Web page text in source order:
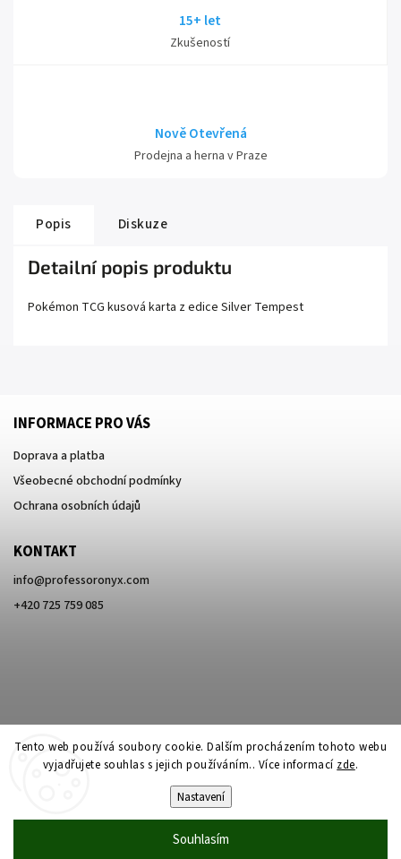
Tento web používá soubory cookie. Dalším procházením tohoto webu
vyjadřujete souhlas s jejich používáním.. Více informací zde.
Nastavení
Souhlasím
15+ let
Zkušeností
Nově Otevřená
Prodejna a herna v Praze
Popis Diskuze
Detailní popis produktu
Pokémon TCG kusová karta z edice Silver Tempest
INFORMACE PRO VÁS
Doprava a platba
Všeobecné obchodní podmínky
Ochrana osobních údajů
KONTAKT
info@professoronyx.com
+420 725 759 085
Professor Onyx. Všechna práva vyhrazena.